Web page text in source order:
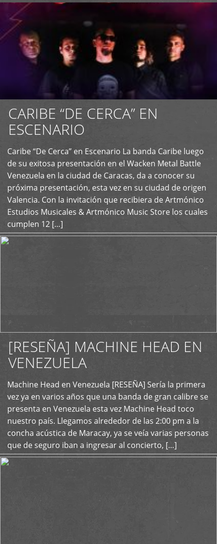
CARIBE “DE CERCA” EN
ESCENARIO
Caribe “De Cerca” en Escenario La banda Caribe luego
de su exitosa presentación en el Wacken Metal Battle
Venezuela en la ciudad de Caracas, da a conocer su
próxima presentación, esta vez en su ciudad de origen
Valencia. Con la invitación que recibiera de Artmónico
Estudios Musicales & Artmónico Music Store los cuales
cumplen 12 […]
+
[RESEÑA] MACHINE HEAD EN
VENEZUELA
Machine Head en Venezuela [RESEÑA] Sería la primera
vez ya en varios años que una banda de gran calibre se
presenta en Venezuela esta vez Machine Head toco
nuestro país. Llegamos alrededor de las 2:00 pm a la
concha acústica de Maracay, ya se veía varias personas
que de seguro iban a ingresar al concierto, […]
+